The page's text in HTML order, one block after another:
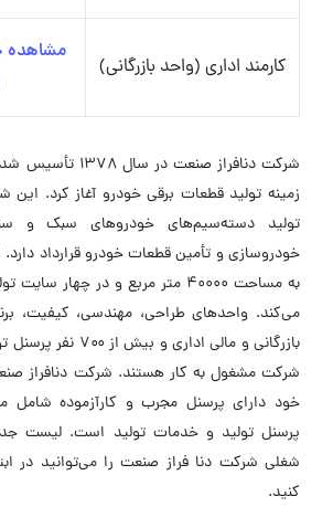
کارمند اداری (واحد بازرگانی)
مشاهده
شرکت دنافراز صنعت
زمینه تولید قطعات برقی خودرو آغاز کرد.
تولید دسته‌سیم‌های خودروهای سبک و
خودروسازی و تأمین قطعات خودرو قرارداد
به مساحت ۴۰۰۰۰ متر مربع و در چهار
می‌کند. واحدهای طراحی، مهندسی، کیفیت،
بازرگانی و مالی اداری
شرکت مشغول به کار هستند. شرکت دنافراز
خود دارای پرسنل مجرب و کارآزموده شامل
پرسنل تولید و خدمات تولید است. لیست
شغلی شرکت دنا فراز صنعت را می‌توانید در
کنید.